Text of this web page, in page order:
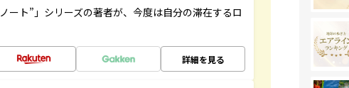
ート”」シリーズの著者が、今度は自分の滞在するロ
詳細を見る